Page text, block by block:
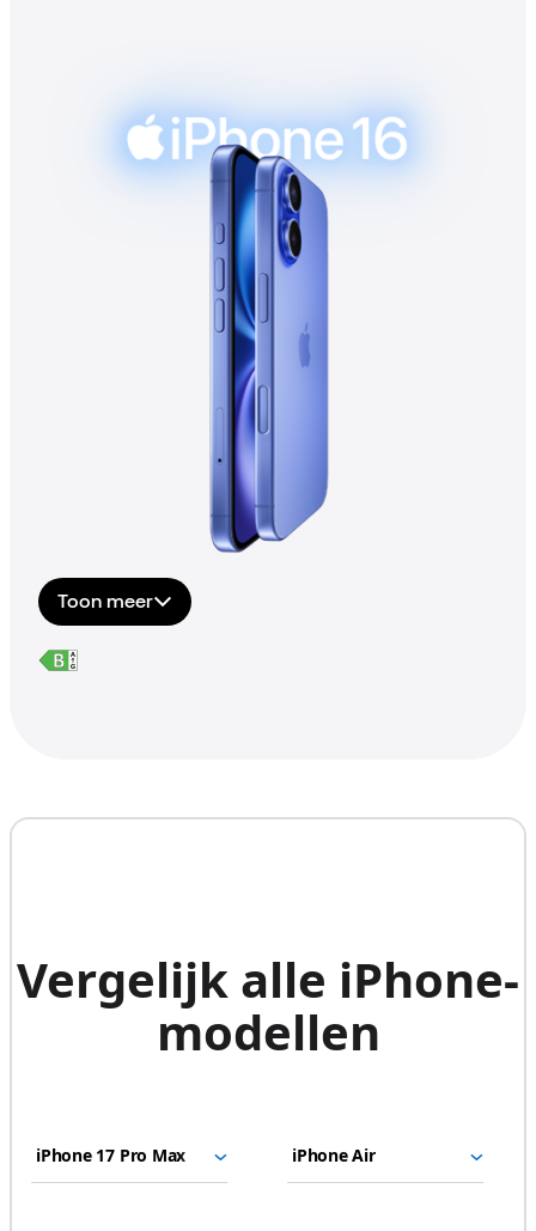
Toon meer
Vergelijk alle iPhone‐
modellen
iPhone Air